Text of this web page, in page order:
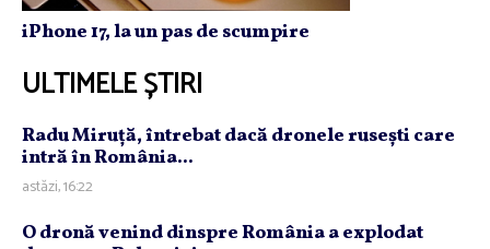
iPhone 17, la un pas de scumpire
ULTIMELE ȘTIRI
Radu Miruţă, întrebat dacă dronele ruseşti care
intră în România...
astăzi, 16:22
O dronă venind dinspre România a explodat